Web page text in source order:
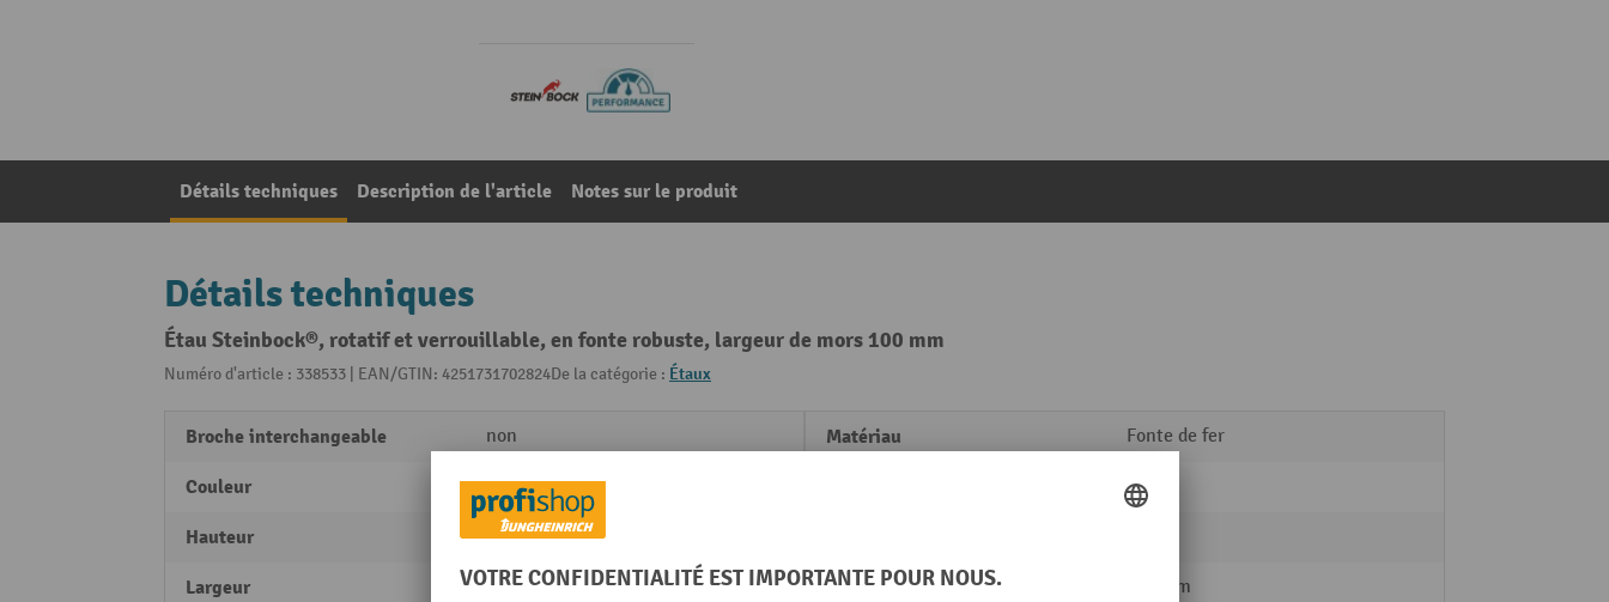
Détails techniques Description de l'article Notes sur le produit
Détails techniques
Étau Steinbock®, rotatif et verrouillable, en fonte robuste, largeur de mors 100 mm
Numéro d'article : 338533 | EAN/GTIN: 4251731702824De la catégorie : Étaux
Broche interchangeable non
Couleur bleu
Hauteur 145 mm
Largeur 105 mm
Matériau Fonte de fer
oui
Profondeur 283 mm